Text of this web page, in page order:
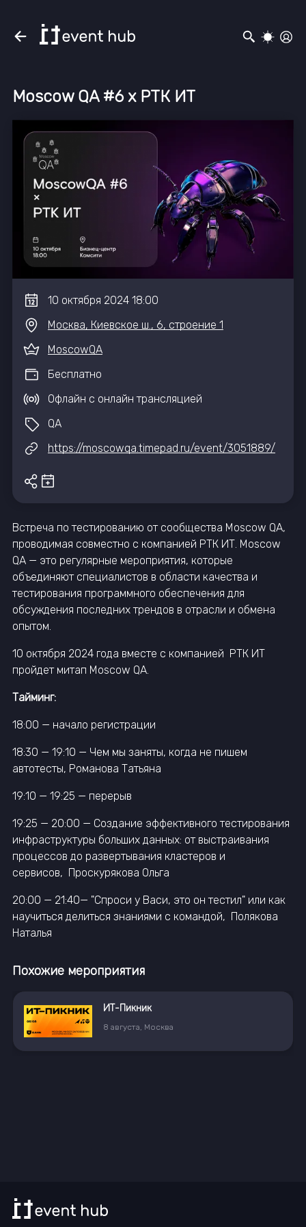
Moscow QA #6 x РТК ИТ
10 октября 2024 18:00
Москва, Киевское ш., 6, строение 1
MoscowQA
Бесплатно
Офлайн с онлайн трансляцией
QA
https://moscowqa.timepad.ru/event/3051889/
Встреча по тестированию от сообщества Moscow QA,
проводимая совместно с компанией РТК ИТ. Moscow
QA — это регулярные мероприятия, которые
объединяют специалистов в области качества и
тестирования программного обеспечения для
обсуждения последних трендов в отрасли и обмена
опытом.
10 октября 2024 года вместе с компанией РТК ИТ
пройдет митап Moscow QA.
Тайминг:
18:00 — начало регистрации
18:30 — 19:10 — Чем мы заняты, когда не пишем
автотесты, Романова Татьяна
19:10 — 19:25 — перерыв
19:25 — 20:00 — Создание эффективного тестирования
инфраструктуры больших данных: от выстраивания
процессов до развертывания кластеров и
сервисов, Проскурякова Ольга
20:00 — 21:40— "Спроси у Васи, это он тестил" или как
научиться делиться знаниями с командой, Полякова
Наталья
Похожие мероприятия